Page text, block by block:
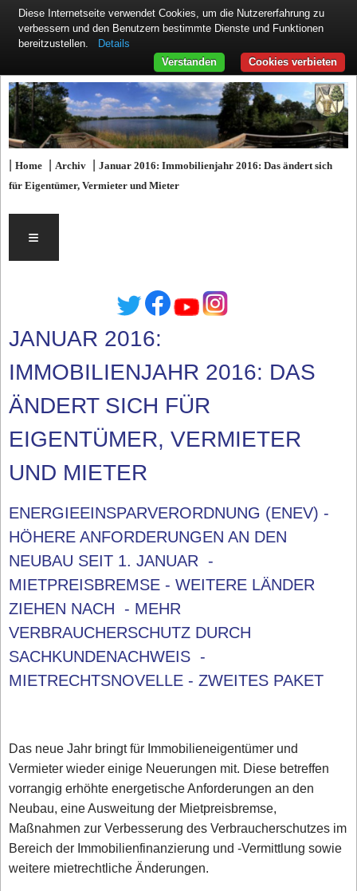
|Home |Archiv |Januar 2016: Immobilienjahr 2016: Das ändert sich
für Eigentümer, Vermieter und Mieter
≡
JANUAR 2016:
IMMOBILIENJAHR 2016: DAS
ÄNDERT SICH FÜR
EIGENTÜMER, VERMIETER
UND MIETER
ENERGIEEINSPARVERORDNUNG (ENEV) -
HÖHERE ANFORDERUNGEN AN DEN
NEUBAU SEIT 1. JANUAR -
MIETPREISBREMSE - WEITERE LÄNDER
ZIEHEN NACH - MEHR
VERBRAUCHERSCHUTZ DURCH
SACHKUNDENACHWEIS -
MIETRECHTSNOVELLE - ZWEITES PAKET
Das neue Jahr bringt für Immobilieneigentümer und
Vermieter wieder einige Neuerungen mit. Diese betreffen
vorrangig erhöhte energetische Anforderungen an den
Neubau, eine Ausweitung der Mietpreisbremse,
Maßnahmen zur Verbesserung des Verbraucherschutzes im
Bereich der Immobilienfinanzierung und -Vermittlung sowie
weitere mietrechtliche Änderungen.
Diese Internetseite verwendet Cookies, um die Nutzererfahrung zu
verbessern und den Benutzern bestimmte Dienste und Funktionen
bereitzustellen.
Details
Cookies verbieten
Verstanden